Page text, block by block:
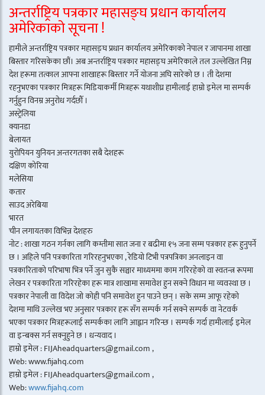
अन्तर्राष्ट्रिय पत्रकार महासङ्घ प्रधान कार्यालय
अमेरिकाको सूचना !
हामीले अन्तर्राष्ट्रिय पत्रकार महासङ्घ प्रधान कार्यालय अमेरिकाको नेपाल र जापानमा शाखा
बिस्तार गरिसकेका छौं। अब अन्तर्राष्ट्रिय पत्रकार महासङ्घ अमेरिकाले तल उल्लेखित निम्न
देश हरूमा तत्काल आफ्ना शाखाहरू बिस्तार गर्ने योजना अघि सारेको छ । ती देशमा
रहनुभएका पत्रकार मित्रहरू मिडियाकर्मी मित्रहरू यथाशीघ्र हामीलाई हाम्रो इमेल मा सम्पर्क
गर्नुहुन विनम्र अनुरोध गर्दछौँ ।
अस्ट्रेलिया
क्यानडा
बेलायत
युरोपियन युनियन अन्तरगतका सबै देशहरू
दक्षिण कोरिया
मलेसिया
कतार
साउद अरेबिया
भारत
चीन लगायतका विभिन्न देशहरु
नोट : शाखा गठन गर्नका लागि कम्तीमा सात जना र बढीमा १५ जना सम्म पत्रकार हरू हुनुपर्ने
छ । अहिले पनि पत्रकारिता गरिरहनुभएका , रेडियो टिभी पत्रपत्रिका अनलाइन वा
पत्रकारिताको परिभाषा भित्र पर्ने जुन सुकै सञ्चार माध्यममा काम गरिरहेको वा स्वतन्त्र रूपमा
लेखन र पत्रकारिता गरिरहेका हरू मात्र शाखामा समावेश हुन सक्ने विधान मा व्यवस्था छ ।
पत्रकार नेपाली वा विदेश जो कोही पनि समावेश हुन पाउने छन् । सके सम्म आफू रहेको
देशमा माथि उल्लेख भए अनुसार पत्रकार हरू सँग सम्पर्क गर्न सक्ने सम्पर्क वा नेटवर्क
भएका पत्रकार मित्रहरूलाई सम्पर्कका लागि आह्वान गरिन्छ । सम्पर्क गर्दा हामीलाई इमेल
वा इन्बक्स गर्न सक्नुहुने छ । धन्यवाद ।
हाम्रो इमेल : FIJAheadquarters@gmail.com ,
Web: www.fijahq.com
हाम्रो इमेल : FIJAheadquarters@gmail.com ,
Web:www.fijahq.com